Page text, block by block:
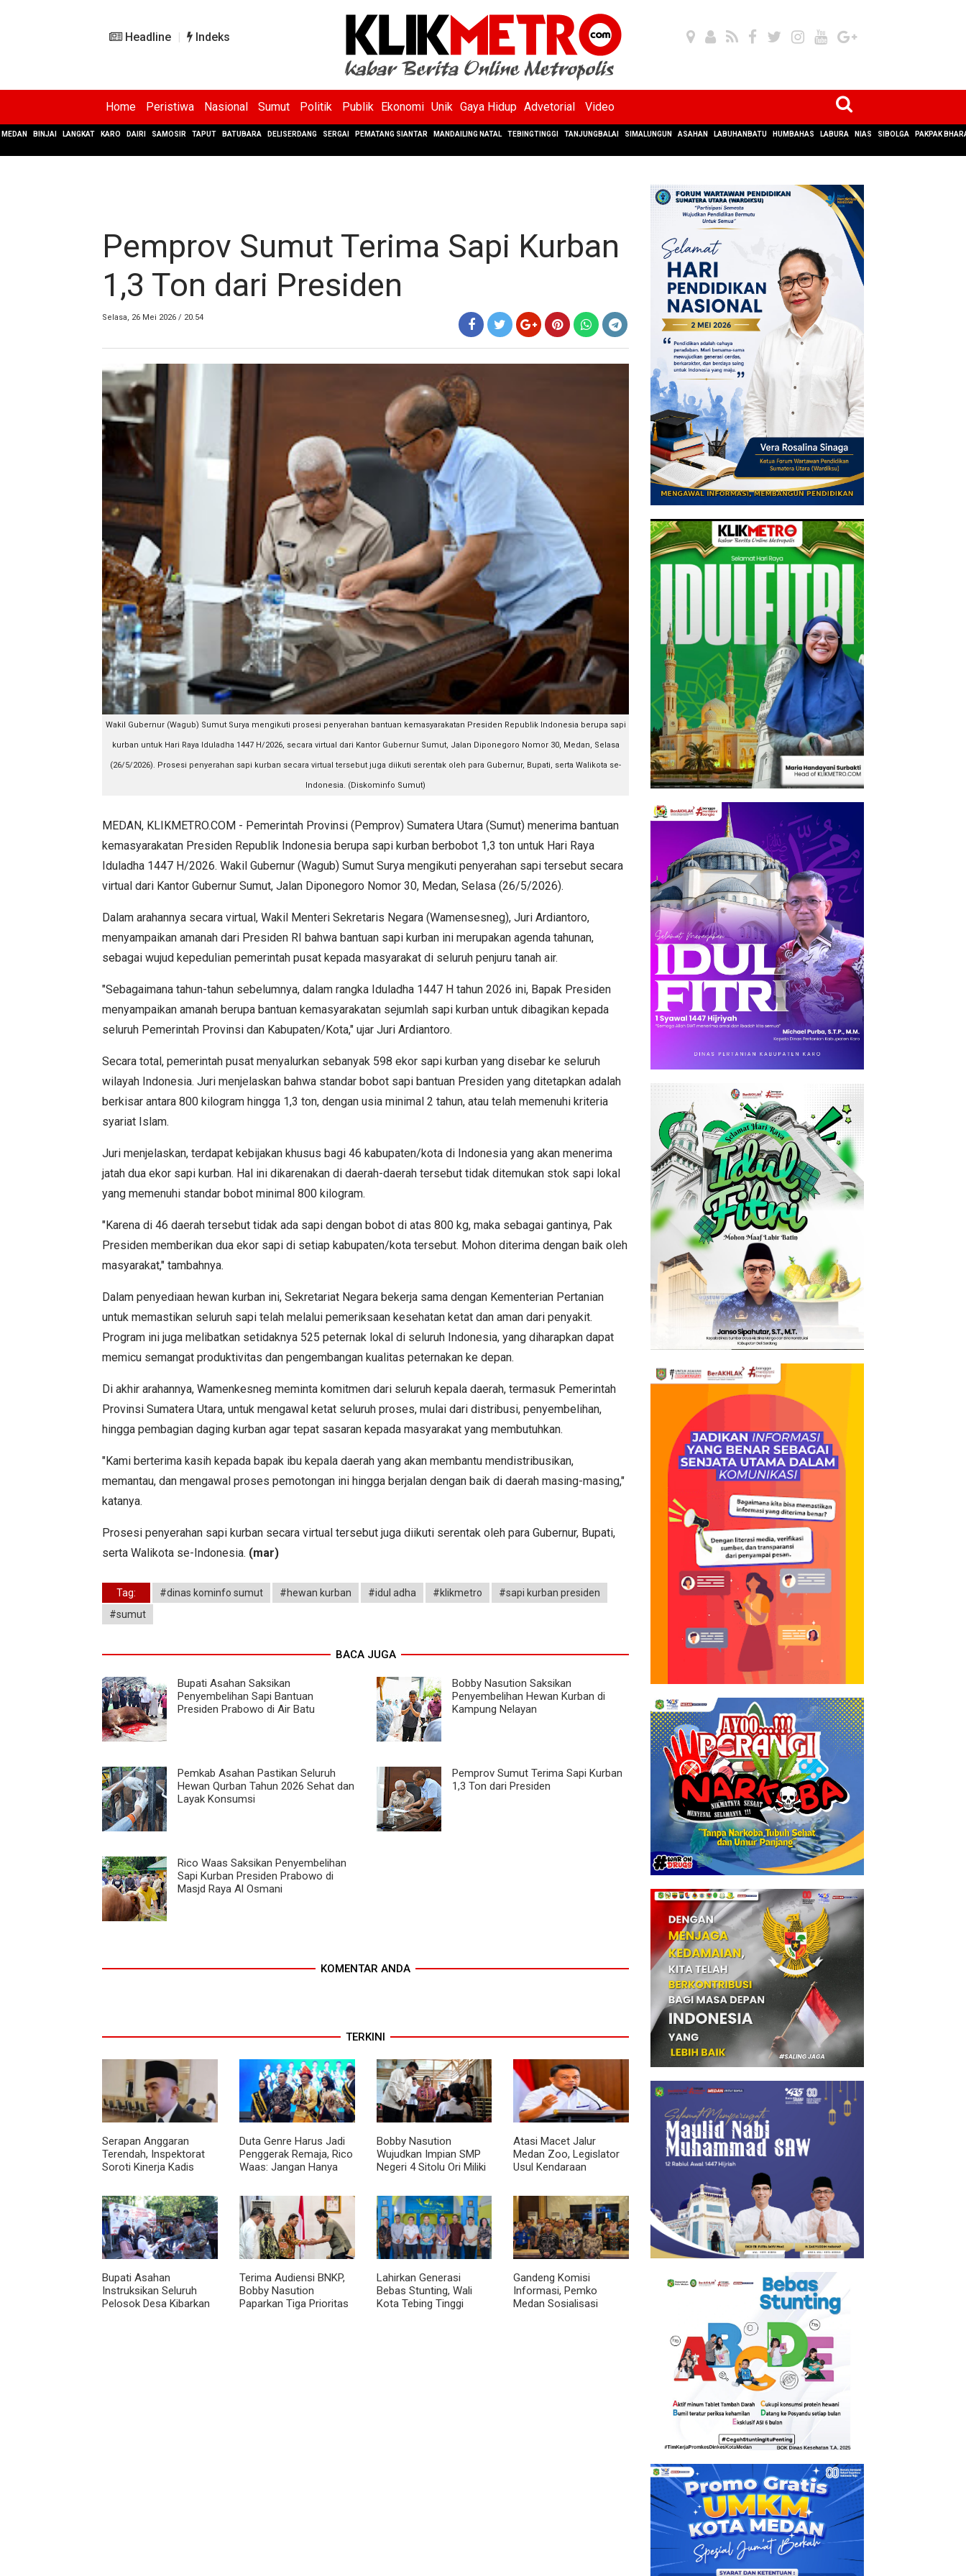
Headline Indeks
Home Peristiwa Nasional Sumut Politik Publik Ekonomi Unik Gaya Hidup Advetorial Video
MEDAN BINJAI LANGKAT KARO DAIRI SAMOSIR TAPUT BATUBARA DELISERDANG SERGAI PEMATANG SIANTAR MANDAILING NATAL TEBINGTINGGI TANJUNGBALAI SIMALUNGUN ASAHAN LABUHANBATU HUMBAHAS LABURA NIAS SIBOLGA PAKPAK
Pemprov Sumut Terima Sapi Kurban
1,3 Ton dari Presiden
Selasa, 26 Mei 2026 / 20.54
Wakil Gubernur (Wagub) Sumut Surya mengikuti prosesi penyerahan bantuan kemasyarakatan Presiden Republik Indonesia berupa sapi
kurban untuk Hari Raya Iduladha 1447 H/2026, secara virtual dari Kantor Gubernur Sumut, Jalan Diponegoro Nomor 30, Medan, Selasa
(26/5/2026). Prosesi penyerahan sapi kurban secara virtual tersebut juga diikuti serentak oleh para Gubernur, Bupati, serta Walikota se-
Indonesia. (Diskominfo Sumut)
MEDAN, KLIKMETRO.COM - Pemerintah Provinsi (Pemprov) Sumatera Utara (Sumut) menerima bantuan
kemasyarakatan Presiden Republik Indonesia berupa sapi kurban berbobot 1,3 ton untuk Hari Raya
Iduladha 1447 H/2026. Wakil Gubernur (Wagub) Sumut Surya mengikuti penyerahan sapi tersebut secara
virtual dari Kantor Gubernur Sumut, Jalan Diponegoro Nomor 30, Medan, Selasa (26/5/2026).
Dalam arahannya secara virtual, Wakil Menteri Sekretaris Negara (Wamensesneg), Juri Ardiantoro,
menyampaikan amanah dari Presiden RI bahwa bantuan sapi kurban ini merupakan agenda tahunan,
sebagai wujud kepedulian pemerintah pusat kepada masyarakat di seluruh penjuru tanah air.
"Sebagaimana tahun-tahun sebelumnya, dalam rangka Iduladha 1447 H tahun 2026 ini, Bapak Presiden
menyampaikan amanah berupa bantuan kemasyarakatan sejumlah sapi kurban untuk dibagikan kepada
seluruh Pemerintah Provinsi dan Kabupaten/Kota," ujar Juri Ardiantoro.
Secara total, pemerintah pusat menyalurkan sebanyak 598 ekor sapi kurban yang disebar ke seluruh
wilayah Indonesia. Juri menjelaskan bahwa standar bobot sapi bantuan Presiden yang ditetapkan adalah
berkisar antara 800 kilogram hingga 1,3 ton, dengan usia minimal 2 tahun, atau telah memenuhi kriteria
syariat Islam.
Juri menjelaskan, terdapat kebijakan khusus bagi 46 kabupaten/kota di Indonesia yang akan menerima
jatah dua ekor sapi kurban. Hal ini dikarenakan di daerah-daerah tersebut tidak ditemukan stok sapi lokal
yang memenuhi standar bobot minimal 800 kilogram.
"Karena di 46 daerah tersebut tidak ada sapi dengan bobot di atas 800 kg, maka sebagai gantinya, Pak
Presiden memberikan dua ekor sapi di setiap kabupaten/kota tersebut. Mohon diterima dengan baik oleh
masyarakat," tambahnya.
Dalam penyediaan hewan kurban ini, Sekretariat Negara bekerja sama dengan Kementerian Pertanian
untuk memastikan seluruh sapi telah melalui pemeriksaan kesehatan ketat dan aman dari penyakit.
Program ini juga melibatkan setidaknya 525 peternak lokal di seluruh Indonesia, yang diharapkan dapat
memicu semangat produktivitas dan pengembangan kualitas peternakan ke depan.
Di akhir arahannya, Wamenkesneg meminta komitmen dari seluruh kepala daerah, termasuk Pemerintah
Provinsi Sumatera Utara, untuk mengawal ketat seluruh proses, mulai dari distribusi, penyembelihan,
hingga pembagian daging kurban agar tepat sasaran kepada masyarakat yang membutuhkan.
"Kami berterima kasih kepada bapak ibu kepala daerah yang akan membantu mendistribusikan,
memantau, dan mengawal proses pemotongan ini hingga berjalan dengan baik di daerah masing-masing,"
katanya.
Prosesi penyerahan sapi kurban secara virtual tersebut juga diikuti serentak oleh para Gubernur, Bupati,
serta Walikota se-Indonesia. (mar)
Tag: #dinas kominfo sumut #hewan kurban #idul adha #klikmetro
#sapi kurban presiden
#sumut
BACA JUGA
Bupati Asahan Saksikan
Penyembelihan Sapi Bantuan
Presiden Prabowo di Air Batu
Bobby Nasution Saksikan
Penyembelihan Hewan Kurban di
Kampung Nelayan
Pemkab Asahan Pastikan Seluruh
Hewan Qurban Tahun 2026 Sehat dan
Layak Konsumsi
Pemprov Sumut Terima Sapi Kurban
1,3 Ton dari Presiden
Rico Waas Saksikan Penyembelihan
Sapi Kurban Presiden Prabowo di
Masjd Raya Al Osmani
KOMENTAR ANDA
TERKINI
Serapan Anggaran
Terendah, Inspektorat
Soroti Kinerja Kadis
Duta Genre Harus Jadi
Penggerak Remaja, Rico
Waas: Jangan Hanya
Bobby Nasution
Wujudkan Impian SMP
Negeri 4 Sitolu Ori Miliki
Atasi Macet Jalur
Medan Zoo, Legislator
Usul Kendaraan
Jalur Royal Sumatera
Bupati Asahan
Instruksikan Seluruh
Pelosok Desa Kibarkan
Terima Audiensi BNKP,
Bobby Nasution
Paparkan Tiga Prioritas
Lahirkan Generasi
Bebas Stunting, Wali
Kota Tebing Tinggi
Gandeng Komisi
Informasi, Pemko
Medan Sosialisasi